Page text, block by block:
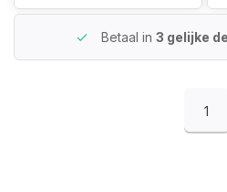
Betaal in 3 gelijke
1